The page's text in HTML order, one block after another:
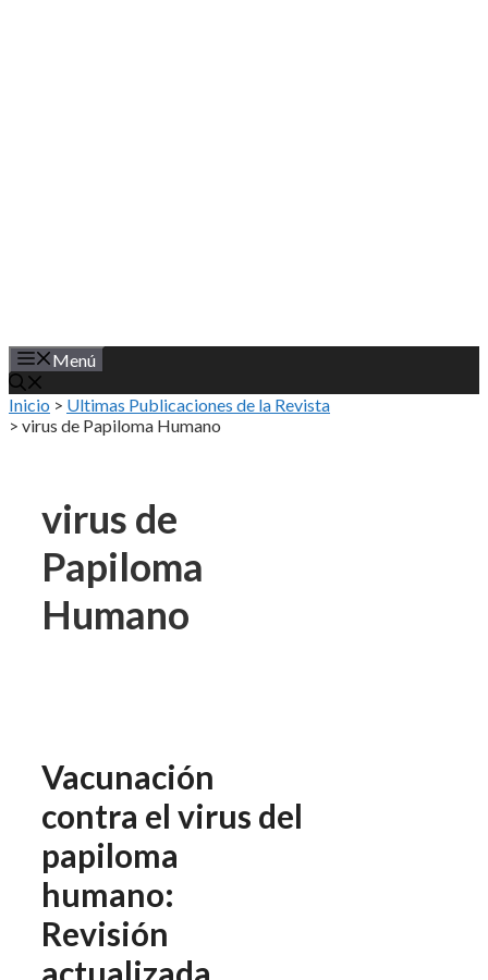
Menú
Inicio > Ultimas Publicaciones de la Revista
> virus de Papiloma Humano
virus de
Papiloma
Humano
Vacunación
contra el virus del
papiloma
humano:
Revisión